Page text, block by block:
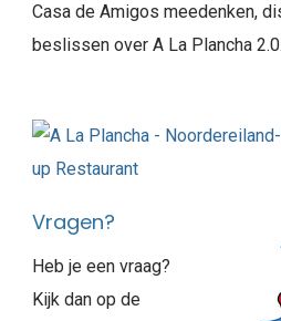
Casa de Amigos meedenken,
beslissen over A La Plancha 2.0.
Vragen?
Heb je een vraag?
Kijk dan op de